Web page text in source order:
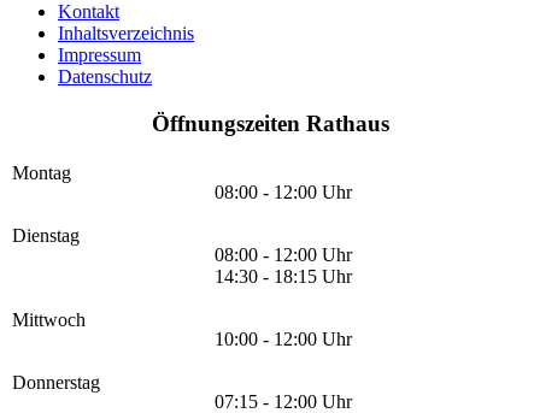
Kontakt
Inhaltsverzeichnis
Impressum
Datenschutz
Öffnungszeiten Rathaus
Montag
08:00 - 12:00 Uhr
Dienstag
08:00 - 12:00 Uhr
14:30 - 18:15 Uhr
Mittwoch
10:00 - 12:00 Uhr
Donnerstag
07:15 - 12:00 Uhr